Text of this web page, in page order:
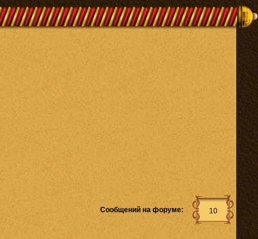
Сообщений на форуме: 10